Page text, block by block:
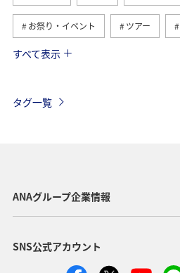
お祭り・イベント ツアー
台湾
韓国 旅ナカ ヨーロッパ
東アジア 海
すべて表示
タグ一覧
ANAグループ企業情報
SNS公式アカウント